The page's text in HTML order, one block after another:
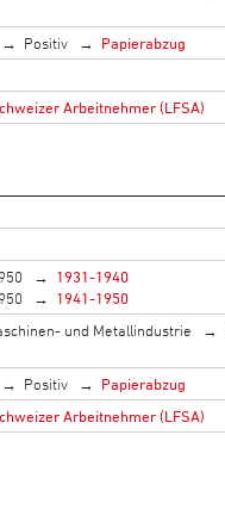
Positiv
Papierabzug
Arbeitnehmer (LFSA)
1931-1940
1941-1950
und Metallindustrie
Positiv
Papierabzug
Arbeitnehmer (LFSA)